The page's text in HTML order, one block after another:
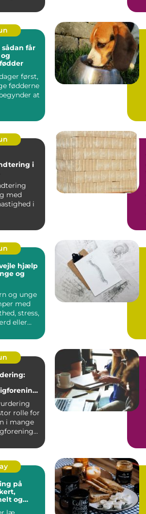
får
først,
fødderne
at
i
med
i
hjælp
og
og unge
med
stress,
eller
rolle for
i mange
på
og